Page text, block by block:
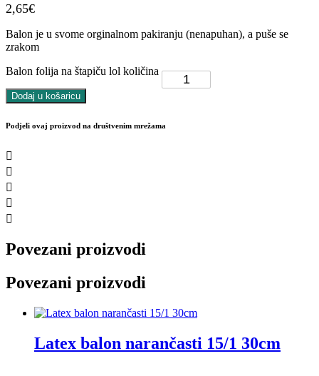
2,65€
Balon je u svome orginalnom pakiranju (nenapuhan), a puše se
zrakom
Balon folija na štapiču lol količina
Dodaj u košaricu
Podjeli ovaj proizvod na društvenim mrežama
Povezani proizvodi
Povezani proizvodi
Latex balon narančasti 15/1 30cm